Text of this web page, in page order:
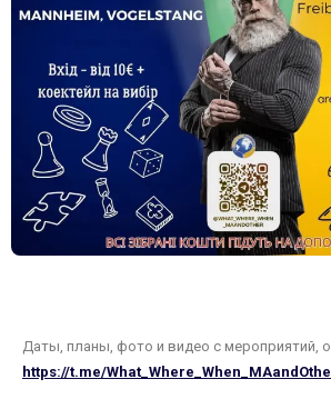
Даты, планы, фото и видео с мероприятий,
https://t.me/